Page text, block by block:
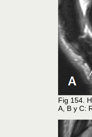
Fig 154.
A, B y C: